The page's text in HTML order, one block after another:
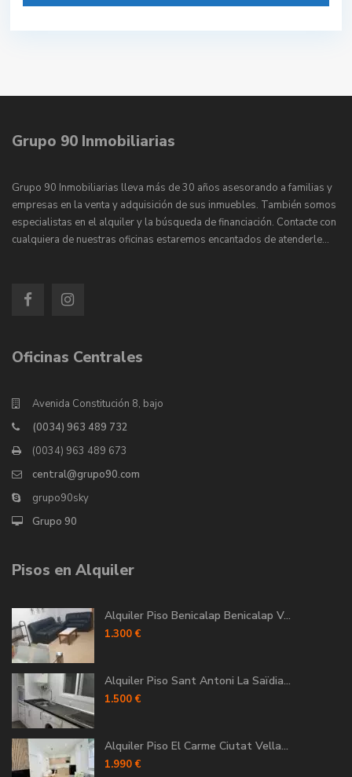
Grupo 90 Inmobiliarias
Grupo 90 Inmobiliarias lleva más de 30 años asesorando a familias y
empresas en la venta y adquisición de sus inmuebles. También somos
especialistas en el alquiler y la búsqueda de financiación. Contacte con
cualquiera de nuestras oficinas estaremos encantados de atenderle…
Oficinas Centrales
Avenida Constitución 8, bajo
(0034) 963 489 732
(0034) 963 489 673
central@grupo90.com
grupo90sky
Grupo 90
Pisos en Alquiler
Alquiler Piso Benicalap Benicalap V...
1.300 €
Alquiler Piso Sant Antoni La Saïdia...
1.500 €
Alquiler Piso El Carme Ciutat Vella...
1.990 €